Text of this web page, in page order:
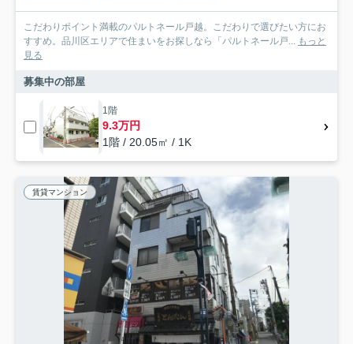
こだわりポイント満載のパルトネール戸越。こだわりで選びたい方にお
すすめ。品川区エリアで住まいをお探しなら「パルトネール戸... もっと
見る
募集中の部屋
1階
9.3万円
1階 / 20.05㎡ / 1K
賃貸マンション